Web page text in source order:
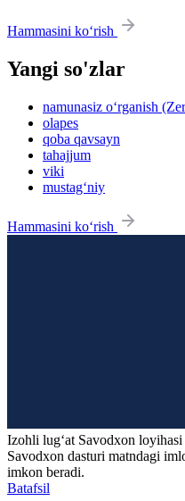
Hammasini ko‘rish
Yangi so'zlar
namunasiz o‘rganish
olapes
qoba qavsayn
tahajjum
viki
mustag‘niy
Hammasini ko‘rish
Izohli lugʻat Savodxon
Savodxon dasturi matndagi
imkon beradi.
Batafsil